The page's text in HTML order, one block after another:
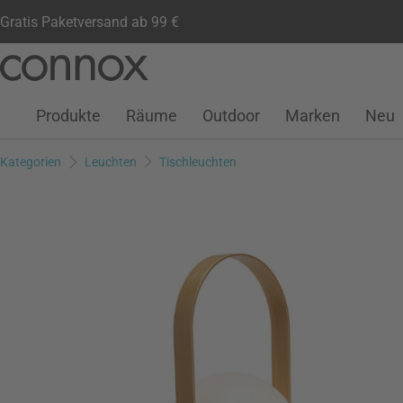
Gratis Paketversand ab 99 €
Seiteninhalt
Suchfeld
Kundenkonto
Wunschliste
Warenkorb
Produkte Räume Outdoor Marken Neu
Kategorien Leuchten Tischleuchten